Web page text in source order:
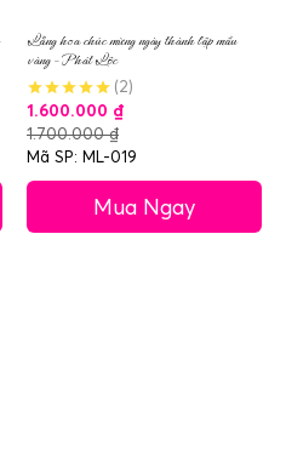
Lẵng hoa chúc mừng ngày thành lập mầu
vàng – Phát Lộc
(2)
1.600.000 ₫
1.700.000₫
Mã SP: ML-019
Mua Ngay